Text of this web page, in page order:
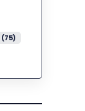
(75)